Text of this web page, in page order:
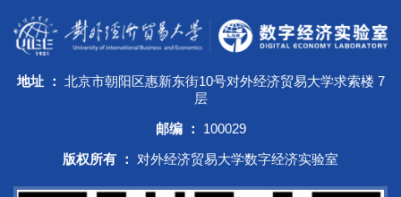
地址 ： 北京市朝阳区惠新东街10号对外经济贸易大学求索楼 7
层
邮编 ：
100029
版权所有 ：
对外经济贸易大学数字经济实验室